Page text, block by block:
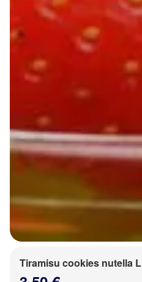
Tiramisu cookies nutella L